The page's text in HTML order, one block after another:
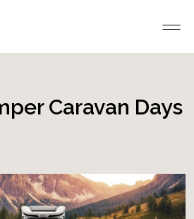
Caravan Days